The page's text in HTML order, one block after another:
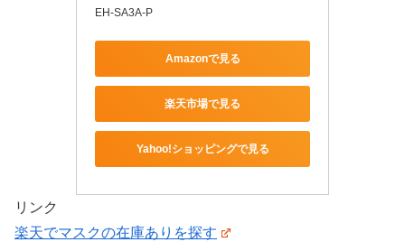
EH-SA3A-P
Amazonで見る
楽天市場で見る
Yahoo!ショッピングで見る
リンク
楽天でマスクの在庫ありを探す